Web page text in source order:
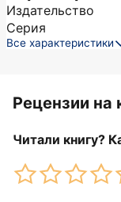
Издательство
Серия
Все характеристики
Рецензии на
Читали книгу?